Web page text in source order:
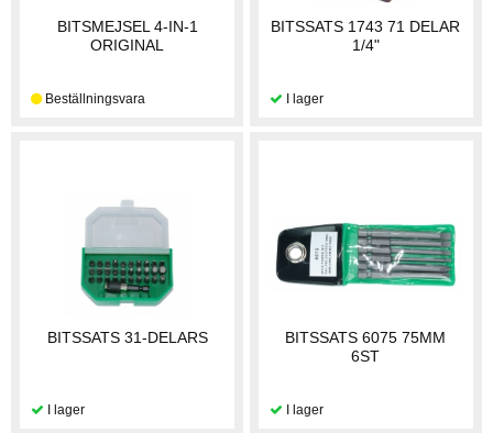
BITSMEJSEL 4-IN-1
ORIGINAL
BITSSATS 1743 71 DELAR
1/4"
BITSSATS 31-DELARS
BITSSATS 6075 75MM
6ST